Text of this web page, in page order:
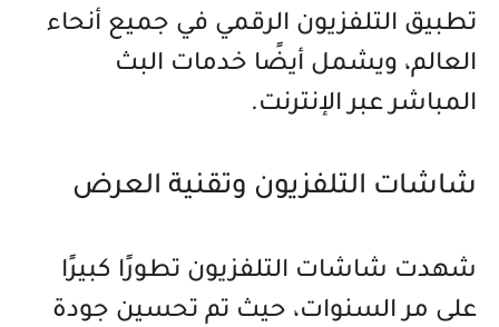
تطبيق التلفزيون الرقمي في جميع أنحاء
العالم، ويشمل أيضًا خدمات البث
المباشر عبر الإنترنت.
شاشات التلفزيون وتقنية العرض
شهدت شاشات التلفزيون تطورًا كبيرًا
على مر السنوات، حيث تم تحسين جودة